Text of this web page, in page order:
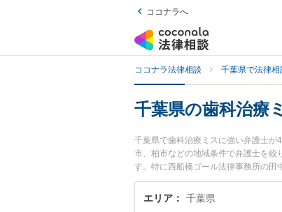
ココナラへ
ココナラ法律相談 千葉県で法律
千葉県の歯科治療
千葉県で歯科治療ミスに強い弁護士が
市、柏市などの地域条件で弁護士を絞
す。特に西船橋ゴール法律事務所の田
みなどが注目されています。『千葉
を検索したい』『初回相談無料で歯
エリア 千葉県